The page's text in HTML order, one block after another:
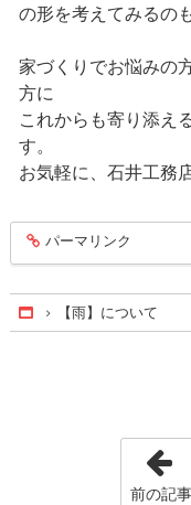
の形を考えてみるの
家づくりでお悩みの
方に
これからも寄り添え
す。
お気軽に、石井工務
entry203
パーマリンク
Home【雨】について
前の記事